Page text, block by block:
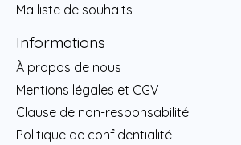
Ma liste de souhaits
Informations
À propos de nous
Mentions légales et CGV
Clause de non-responsabilité
Politique de confidentialité